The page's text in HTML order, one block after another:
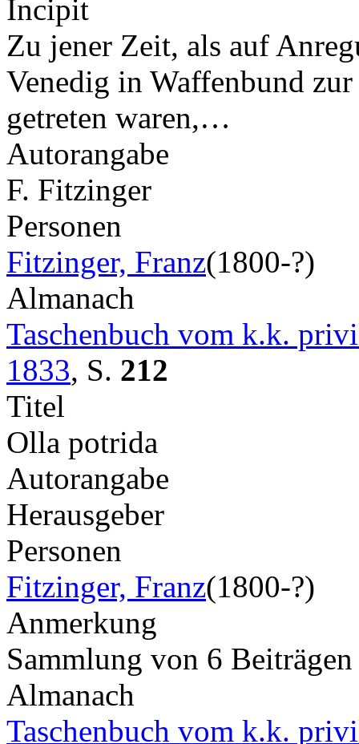
Incipit
Zu jener Zeit, als auf
Venedig in Waffenbund
getreten waren,…
Autorangabe
F. Fitzinger
Personen
Fitzinger, Franz(1800-?)
Almanach
Taschenbuch vom k.k.
1833, S. 212
Titel
Olla potrida
Autorangabe
Herausgeber
Personen
Fitzinger, Franz(1800-?)
Anmerkung
Sammlung von 6
Almanach
Taschenbuch vom k.k.